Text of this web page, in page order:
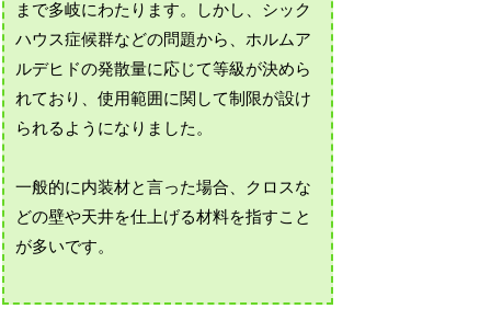
まで多岐にわたります。しかし、シック
ハウス症候群などの問題から、ホルムア
ルデヒドの発散量に応じて等級が決めら
れており、使用範囲に関して制限が設け
られるようになりました。
一般的に内装材と言った場合、クロスな
どの壁や天井を仕上げる材料を指すこと
が多いです。